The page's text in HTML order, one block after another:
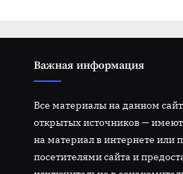
Важная информация
Все материалы на данном
открытых источников —
на материал в интернете или
посетителями сайта и